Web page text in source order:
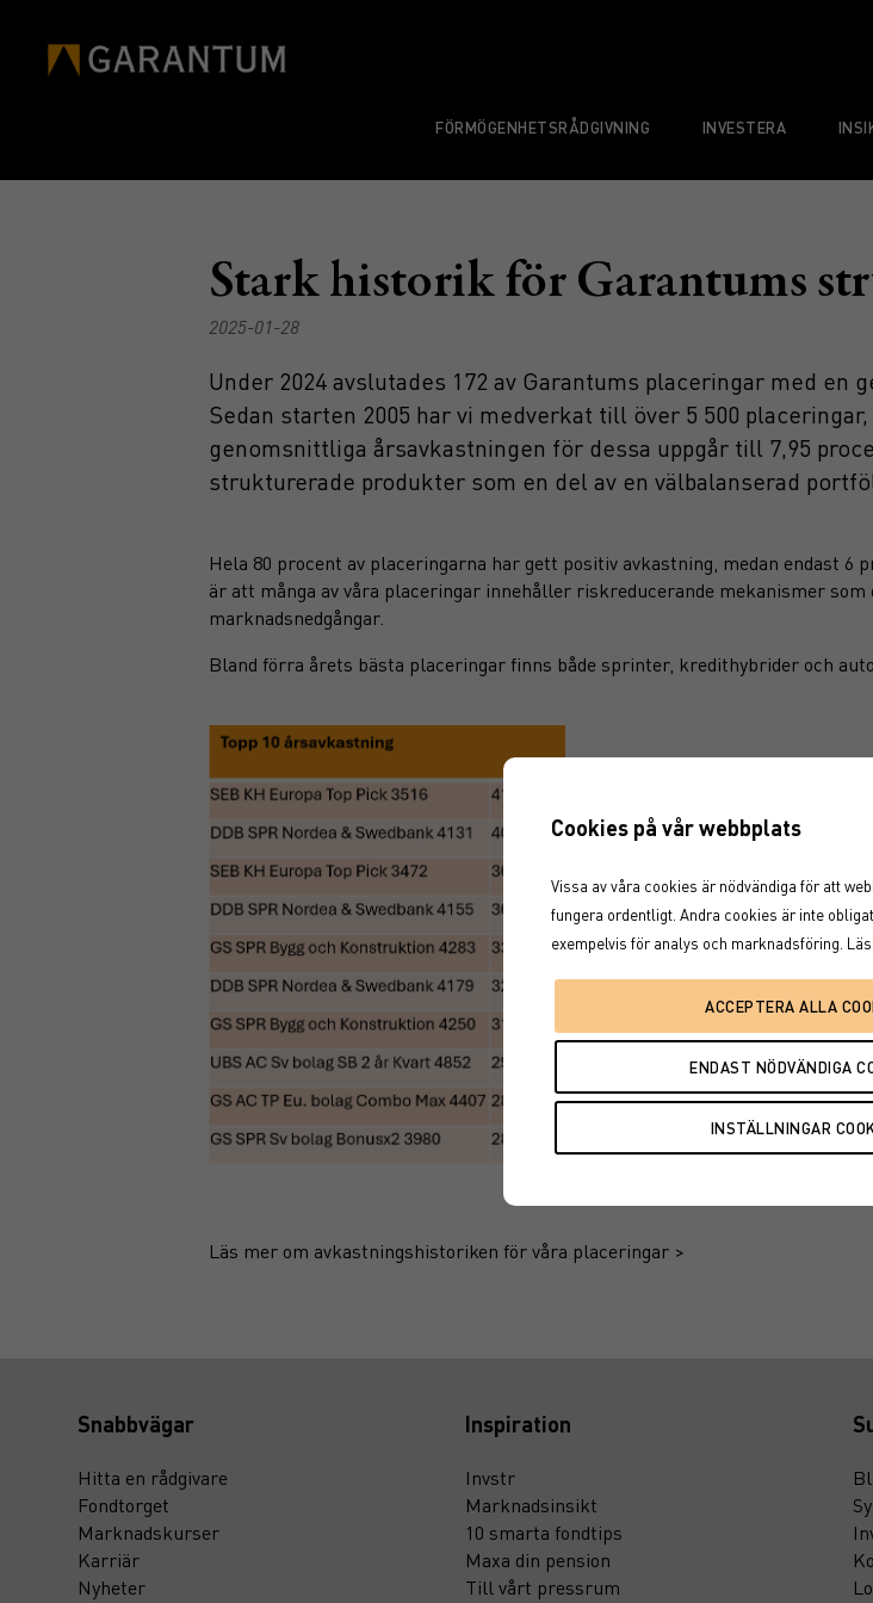
FÖRMÖGENHETSRÅDGIVNING INVESTERA
Stark historik för Garantums
2025-01-28
Under 2024 avslutades 172 av Garantums placeringar med en
Sedan starten 2005 har vi medverkat till över 5 500
genomsnittliga årsavkastningen för dessa uppgår till 7,95
strukturerade produkter som en del av en välbalanserad
Hela 80 procent av placeringarna har gett positiv avkastning, medan endast
är att många av våra placeringar innehåller riskreducerande mekanismer
marknadsnedgångar.
Bland förra årets bästa placeringar finns både sprinter, kredithybrider och
Läs mer om avkastningshistoriken för våra placeringar >
Snabbvägar
Hitta en rådgivare
Fondtorget
Marknadskurser
Karriär
Nyheter
Inspiration
Invstr
Marknadsinsikt
10 smarta fondtips
Maxa din pension
Till vårt pressrum
Cookies på vår webbplats
Vissa av våra cookies är nödvändiga för att
fungera ordentligt. Andra cookies är inte
exempelvis för analys och marknadsföring. Läs